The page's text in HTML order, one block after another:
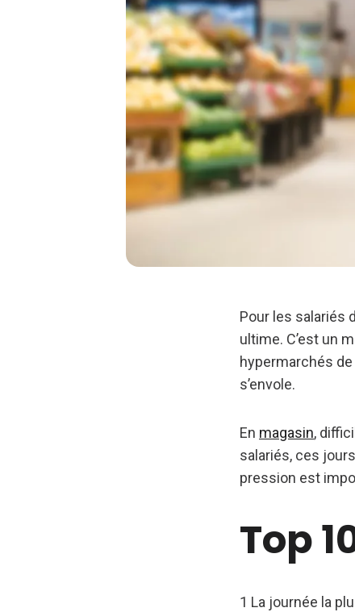
Pour les salariés
ultime. C’est un
hypermarchés de
s’envole.
En magasin,
salariés, ces
pression est
Top
1 La journée la